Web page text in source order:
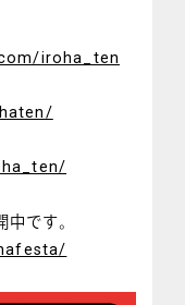
iroha_ten
です。